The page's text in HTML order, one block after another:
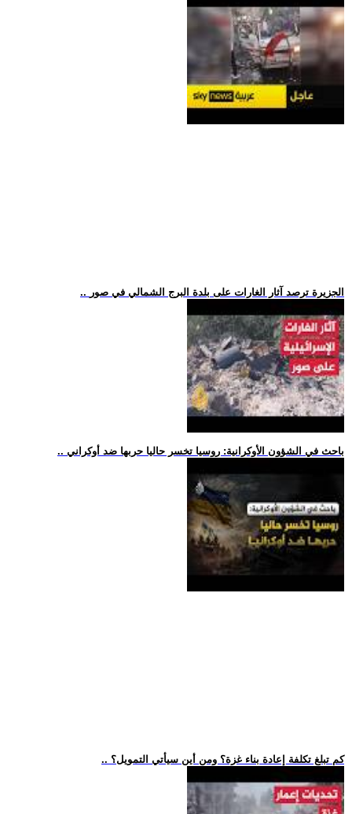
.. الجزيرة ترصد آثار الغارات على بلدة البرج الشمالي في صور
.. باحث في الشؤون الأوكرانية: روسيا تخسر حاليا حربها ضد أوكراني
.. كم تبلغ تكلفة إعادة بناء غزة؟ ومن أين سيأتي التمويل؟